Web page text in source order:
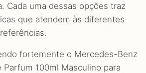
Cada uma dessas opções traz
que atendem às diferentes
fortemente o Mercedes-Benz
Parfum 100ml Masculino para